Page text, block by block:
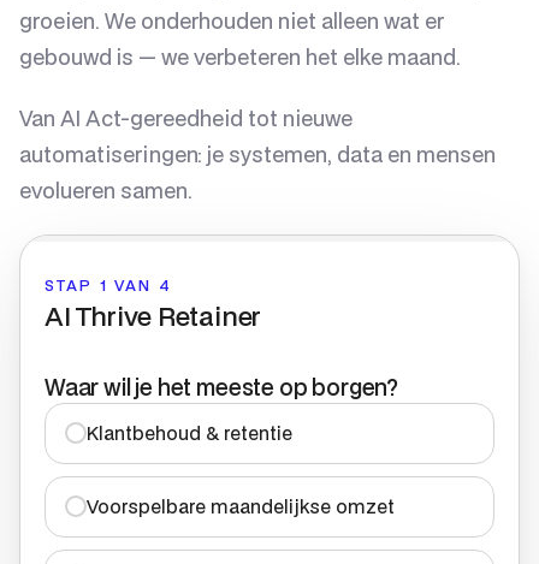
groeien. We onderhouden niet alleen wat er
gebouwd is — we verbeteren het elke maand.
Van AI Act-gereedheid tot nieuwe
automatiseringen: je systemen, data en mensen
evolueren samen.
STAP 1 VAN 4
AI Thrive Retainer
Waar wil je het meeste op borgen?
Klantbehoud & retentie
Voorspelbare maandelijkse omzet